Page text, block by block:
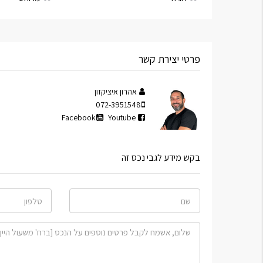
פרטי יצירת קשר
אהרון איציקזון
072-3951548
Facebook
Youtube
בקש מידע לגבי נכס זה